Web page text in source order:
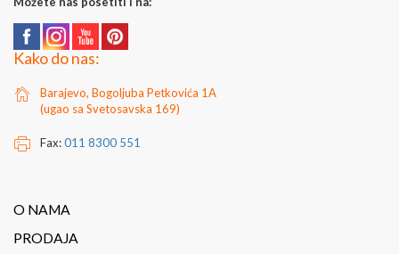
Kako do nas:
Barajevo, Bogoljuba Petkovića 1A
(ugao sa Svetosavska 169)
Fax:011 8300 551
O NAMA
PRODAJA